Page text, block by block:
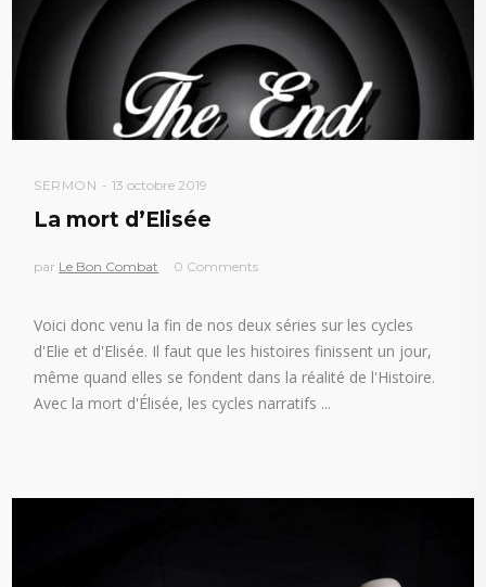
SERMON 13 octobre 2019
La mort d’Elisée
par Le Bon Combat 0 Comments
Voici donc venu la fin de nos deux séries sur les cycles
d'Elie et d'Elisée. Il faut que les histoires finissent un jour,
même quand elles se fondent dans la réalité de l'Histoire.
Avec la mort d'Élisée, les cycles narratifs